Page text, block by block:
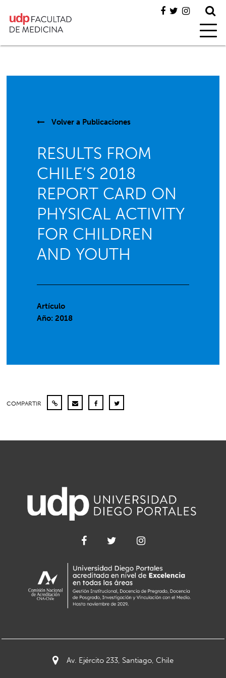
Volver a Publicaciones
RESULTS FROM
CHILE’S 2018
REPORT CARD ON
PHYSICAL ACTIVITY
FOR CHILDREN
AND YOUTH
Artículo
Año: 2018
COMPARTIR
Av. Ejército 233, Santiago, Chile